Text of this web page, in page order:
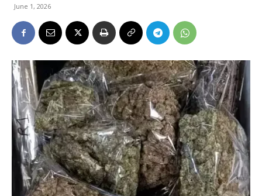
June 1, 2026